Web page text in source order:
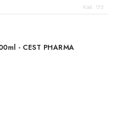
Kód: 175
- CEST PHARMA